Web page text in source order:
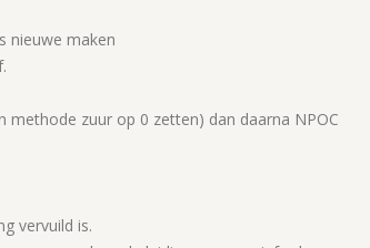
nieuwe maken
zuur op 0 zetten) dan daarna NPOC
vervuild is.